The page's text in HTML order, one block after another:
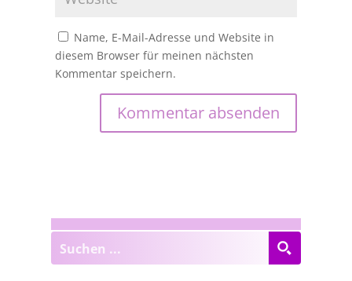
Name, E-Mail-Adresse und Website in
diesem Browser für meinen nächsten
Kommentar speichern.